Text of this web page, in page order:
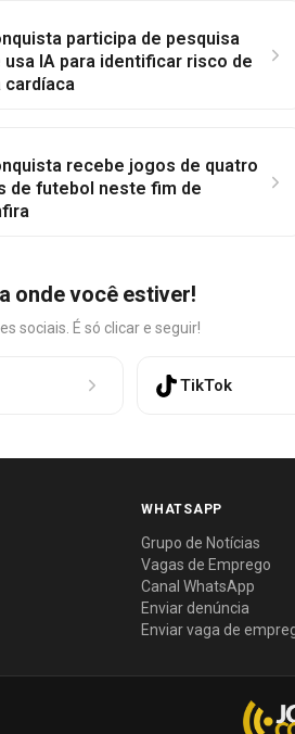
participa de pesquisa
usa IA para identificar risco de
cardíaca
recebe jogos de quatro
de futebol neste fim de
onde você estiver!
sociais. É só clicar e seguir!
TikTok
WHATSAPP
Grupo de Notícias
Vagas de Emprego
Canal WhatsApp
Enviar denúncia
Enviar vaga de